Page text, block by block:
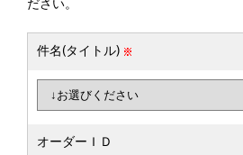
ださい。
件名(タイトル)
オーダーＩＤ